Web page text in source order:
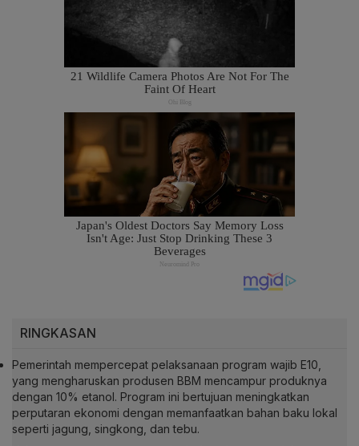
RINGKASAN
Pemerintah mempercepat pelaksanaan program wajib E10,
yang mengharuskan produsen BBM mencampur produknya
dengan 10% etanol. Program ini bertujuan meningkatkan
perputaran ekonomi dengan memanfaatkan bahan baku lokal
seperti jagung, singkong, dan tebu.